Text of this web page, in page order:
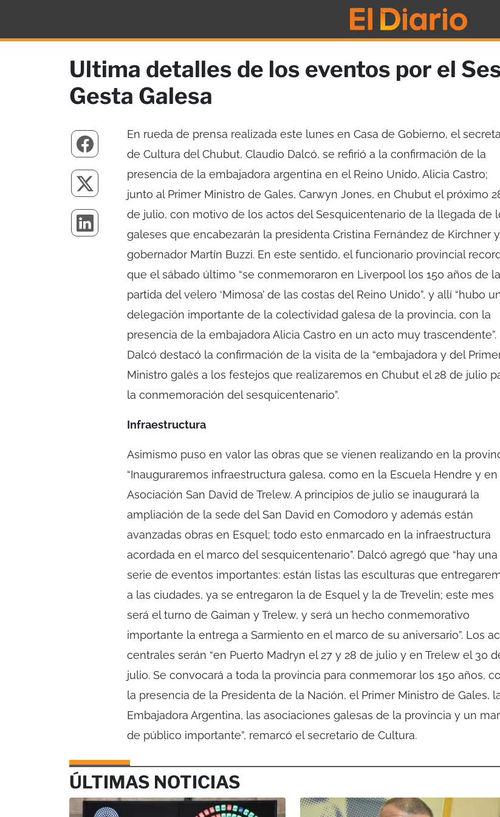
Ultima detalles de los eventos por el
Gesta Galesa
En rueda de prensa realizada este lunes en Casa de Gobierno, el
de Cultura del Chubut, Claudio Dalcó, se refirió a la confirmación de la
presencia de la embajadora argentina en el Reino Unido, Alicia Castro;
junto al Primer Ministro de Gales, Carwyn Jones, en Chubut el próximo
de julio, con motivo de los actos del Sesquicentenario de la llegada de
galeses que encabezarán la presidenta Cristina Fernández de Kirchner
gobernador Martín Buzzi. En este sentido, el funcionario provincial
que el sábado último “se conmemoraron en Liverpool los 150 años de la
partida del velero ‘Mimosa’ de las costas del Reino Unido”, y allí “hubo
delegación importante de la colectividad galesa de la provincia, con la
presencia de la embajadora Alicia Castro en un acto muy trascendente”.
Dalcó destacó la confirmación de la visita de la “embajadora y del
Ministro galés a los festejos que realizaremos en Chubut el 28 de julio
la conmemoración del sesquicentenario”.
Infraestructura
Asimismo puso en valor las obras que se vienen realizando en la
“Inauguraremos infraestructura galesa, como en la Escuela Hendre y en
Asociación San David de Trelew. A principios de julio se inaugurará la
ampliación de la sede del San David en Comodoro y además están
avanzadas obras en Esquel; todo esto enmarcado en la infraestructura
acordada en el marco del sesquicentenario”. Dalcó agregó que “hay una
serie de eventos importantes: están listas las esculturas que
a las ciudades, ya se entregaron la de Esquel y la de Trevelin; este mes
será el turno de Gaiman y Trelew, y será un hecho conmemorativo
importante la entrega a Sarmiento en el marco de su aniversario”. Los
centrales serán “en Puerto Madryn el 27 y 28 de julio y en Trelew el 30
julio. Se convocará a toda la provincia para conmemorar los 150 años,
la presencia de la Presidenta de la Nación, el Primer Ministro de Gales,
Embajadora Argentina, las asociaciones galesas de la provincia y un
de público importante”, remarcó el secretario de Cultura.
ÚLTIMAS NOTICIAS